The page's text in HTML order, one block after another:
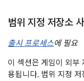
범위 지정 저장소
출시 프로세스에 필요
이 섹션은 게임이 외부
용됩니다. 범위 지정